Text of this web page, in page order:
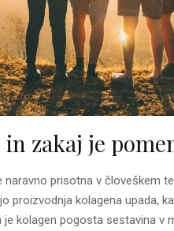
zakaj je
naravno prisotna v človeškem
proizvodnja kolagena upada,
kolagen pogosta sestavina v